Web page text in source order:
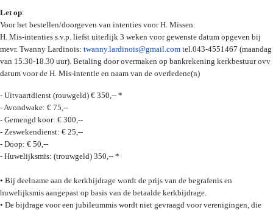
Let op:
Voor het bestellen/doorgeven van intenties voor H. Missen:
H. Mis-intenties s.v.p. liefst uiterlijk 3 weken voor gewenste datum opgeven bij
mevr. Twanny Lardinois: twanny.lardinois@gmail.com tel.043-4551467 (maandag
van 15.30-18.30 uur). Betaling door overmaken op bankrekening kerkbestuur ovv
datum voor de H. Mis-intentie en naam van de overledene(n)
- Uitvaartdienst (rouwgeld) € 350,-- *
- Avondwake: € 75,--
- Gemengd koor: € 300,--
- Zeswekendienst: € 25,--
- Doop: € 50,--
- Huwelijksmis: (trouwgeld) 350,-- *
• Bij deelname aan de kerkbijdrage wordt de prijs van de begrafenis en
huwelijksmis aangepast op basis van de betaalde kerkbijdrage.
• De bijdrage voor een jubileummis wordt niet gevraagd voor verenigingen, die